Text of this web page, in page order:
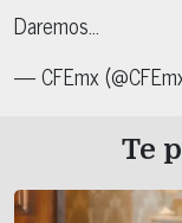
Daremos…
— CFEmx
Te